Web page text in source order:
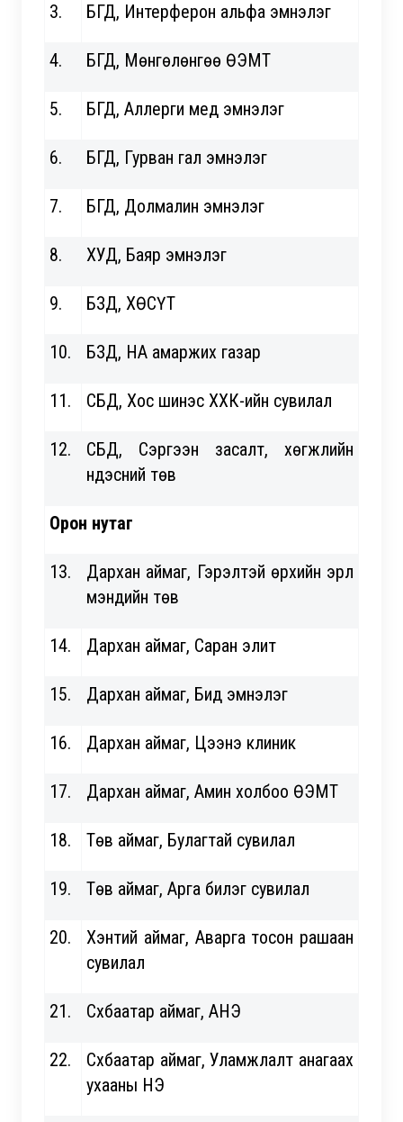
3. БГД, Интерферон альфа эмнэлэг
4. БГД, Мөнгөлөнгөө ӨЭМТ
5. БГД, Аллерги мед эмнэлэг
6. БГД, Гурван гал эмнэлэг
7. БГД, Долмалин эмнэлэг
8. ХУД, Баяр эмнэлэг
9. БЗД, ХӨСҮТ
10. БЗД, НА амаржих газар
11. СБД, Хос шинэс ХХК-ийн сувилал
12.
СБД, Сэргээн засалт, хөгжлийн
үндэсний төв
Орон нутаг
13.
Дархан аймаг, Гэрэлтэй өрхийн эрүүл
мэндийн төв
14. Дархан аймаг, Саран элит
15. Дархан аймаг, Бид эмнэлэг
16. Дархан аймаг, Цээнэ клиник
17. Дархан аймаг, Амин холбоо ӨЭМТ
18. Төв аймаг, Булагтай сувилал
19. Төв аймаг, Арга билэг сувилал
20.
Хэнтий аймаг, Аварга тосон рашаан
сувилал
21. Сүхбаатар аймаг, АНЭ
22.
Сүхбаатар аймаг, Уламжлалт анагаах
ухааны НЭ